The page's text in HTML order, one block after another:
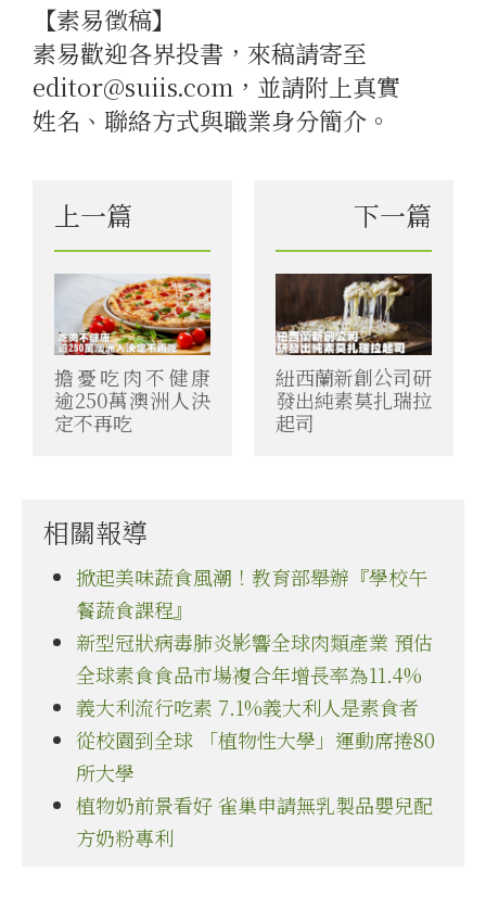
【素易徵稿】
素易歡迎各界投書，來稿請寄至
editor@suiis.com，並請附上真實
姓名、聯絡方式與職業身分簡介。
上一篇
擔憂吃肉不健康
逾250萬澳洲人決
定不再吃
下一篇
紐西蘭新創公司研
發出純素莫扎瑞拉
起司
相關報導
掀起美味蔬食風潮！教育部舉辦『學校午
餐蔬食課程』
新型冠狀病毒肺炎影響全球肉類產業 預估
全球素食食品市場複合年增長率為11.4%
義大利流行吃素 7.1%義大利人是素食者
從校園到全球 「植物性大學」運動席捲80
所大學
植物奶前景看好 雀巢申請無乳製品嬰兒配
方奶粉專利